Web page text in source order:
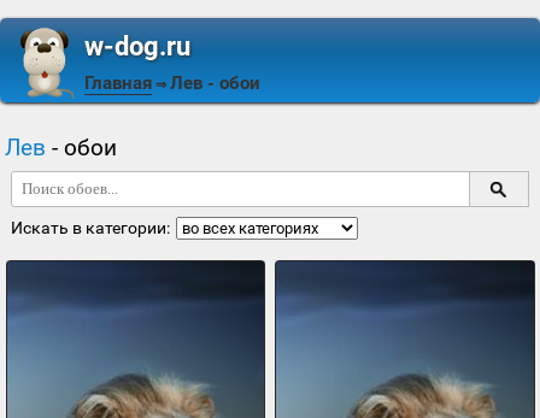
w-dog.ru
Главная ⇒ Лев - обои
Лев - обои
Искать в категории: